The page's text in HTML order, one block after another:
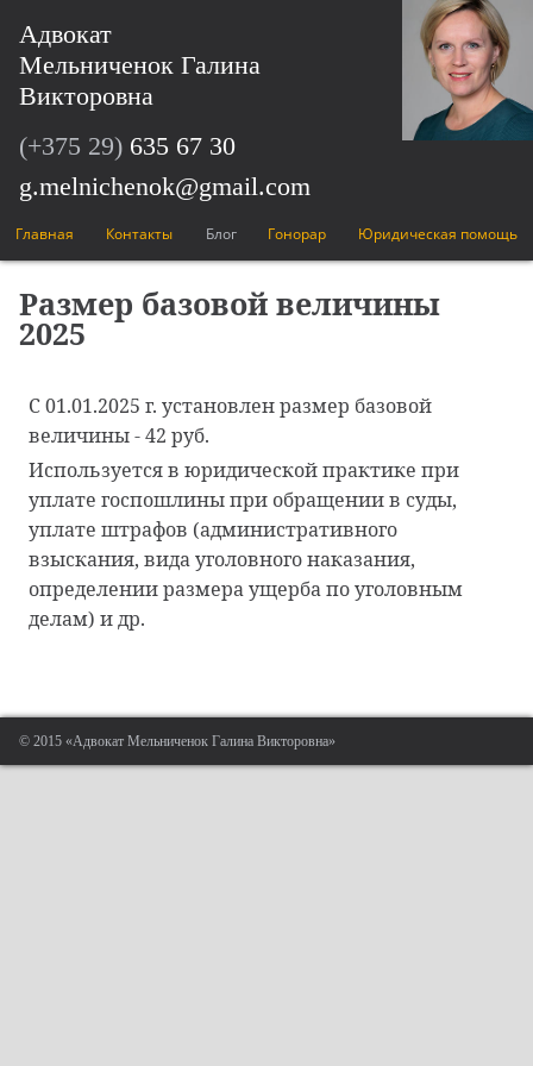
Адвокат
Мельниченок Галина
Викторовна
(+375 29) 635 67 30
g.melnichenok@gmail.com
Главная Контакты Блог Гонорар Юридическая помощь
Размер базовой величины
2025
С 01.01.2025 г. установлен размер базовой
величины - 42 руб.
Используется в юридической практике при
уплате госпошлины при обращении в суды,
уплате штрафов (административного
взыскания, вида уголовного наказания,
определении размера ущерба по уголовным
делам) и др.
© 2015 «Адвокат Мельниченок Галина Викторовна»